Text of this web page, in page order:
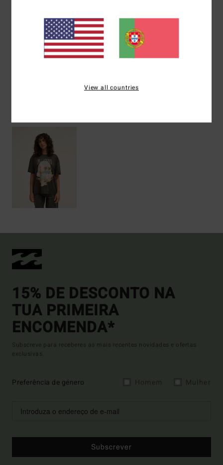
Materiais[Tecido principal] 70% algodão, 30% algodão
15% DE DESCONTO NA
TUA PRIMEIRA
ENCOMENDA*
Subscreve para receberes as mais recentes novidades e ofertas
exclusivas.
Preferência de género
Subscrever
View all countries